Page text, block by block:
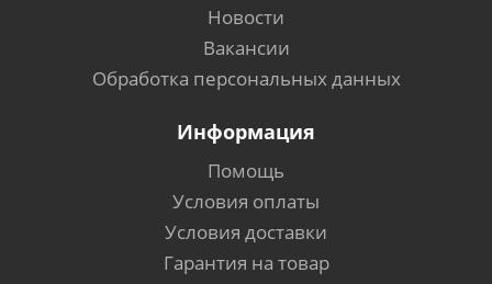
Новости
Вакансии
Обработка персональных данных
Информация
Помощь
Условия оплаты
Условия доставки
Гарантия на товар